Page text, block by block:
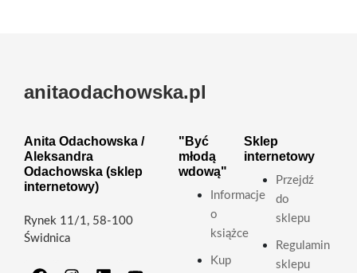
anitaodachowska.pl
Anita Odachowska /
Aleksandra
Odachowska (sklep
internetowy)
Rynek 11/1, 58-100
Świdnica
"Być
młodą
wdową"
Informacje
o
książce
Kup
Sklep
internetowy
Przejdź
do
sklepu
Regulamin
sklepu